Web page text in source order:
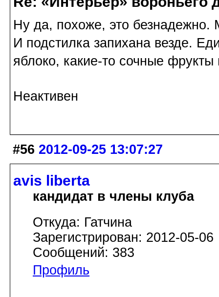
Ну да, похоже, это безнадежно.
И подстилка запихана везде.
яблоко, какие-то сочные
Неактивен
#56 2012-09-25 13:07:27
avis libertа
кандидат в члены клуба
Откуда: Гатчина
Зарегистрирован: 2012-05-06
Сообщений: 383
Профиль